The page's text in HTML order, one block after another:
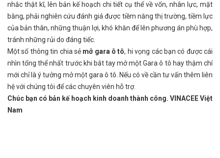
nhắc thật kĩ, lên bản kế hoạch chi tiết cụ thể về vốn, nhân lực, mặt
bằng, phải nghiên cứu đánh giá được tiềm năng thị trường, tiềm lực
của bản thân, những thuận lợi, khó khăn để lên phương án phù hợp,
tránh những rủi do đáng tiếc.
Một số thông tin chia sẻ mở gara ô tô, hi vọng các bạn có được cái
nhìn tổng thể nhất trước khi bắt tay mở một Gara ô tô hay thậm chí
mới chỉ là ý tưởng mở một gara ô tô. Nếu có về cần tư vấn thêm liên
hệ với chúng tôi để các chuyên viên hỗ trợ.
Chúc bạn có bản kế hoạch kinh doanh thành công. VINACEE Việt
Nam